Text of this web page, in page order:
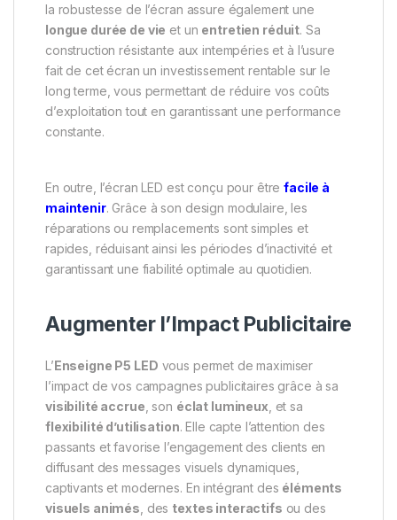
la robustesse de l’écran assure également une
longue durée de vie et un entretien réduit. Sa
construction résistante aux intempéries et à l’usure
fait de cet écran un investissement rentable sur le
long terme, vous permettant de réduire vos coûts
d’exploitation tout en garantissant une performance
constante.
En outre, l’écran LED est conçu pour êtrefacile à
maintenir. Grâce à son design modulaire, les
réparations ou remplacements sont simples et
rapides, réduisant ainsi les périodes d’inactivité et
garantissant une fiabilité optimale au quotidien.
Augmenter l’Impact Publicitaire
L’Enseigne P5 LED vous permet de maximiser
l’impact de vos campagnes publicitaires grâce à sa
visibilité accrue, son éclat lumineux, et sa
flexibilité d’utilisation. Elle capte l’attention des
passants et favorise l’engagement des clients en
diffusant des messages visuels dynamiques,
captivants et modernes. En intégrant des éléments
visuels animés, des textes interactifs ou des